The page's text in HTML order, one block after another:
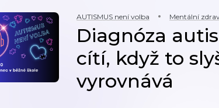
AUTISMUS není volba Mentální
Diagnóza
cítí, když to
vyrovnává